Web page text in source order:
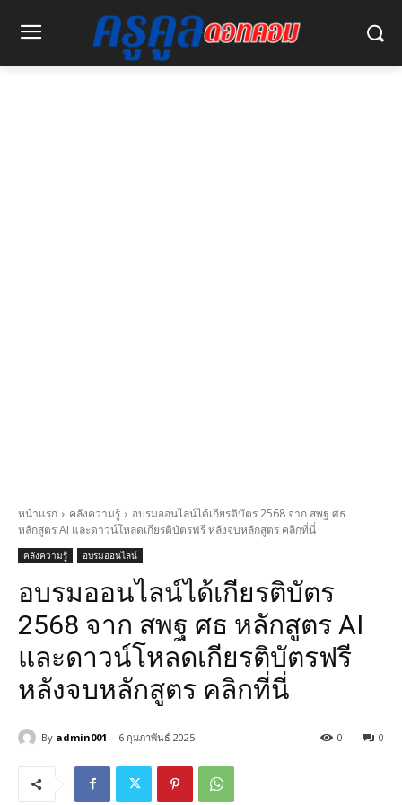
หน้าแรก คลังความรู้
อบรมออนไลน์ได้เกียรติบัตร 2568 จาก สพฐ ศธ
หลักสูตร AI และดาวน์โหลดเกียรติบัตรฟรี หลังจบหลักสูตร คลิกที่นี่
คลังความรู้ อบรมออนไลน์
อบรมออนไลน์ได้เกียรติบัตร
2568 จาก สพฐ ศธ หลักสูตร AI
และดาวน์โหลดเกียรติบัตรฟรี
หลังจบหลักสูตร คลิกที่นี่
By admin001 6 กุมภาพันธ์ 2025 0
0